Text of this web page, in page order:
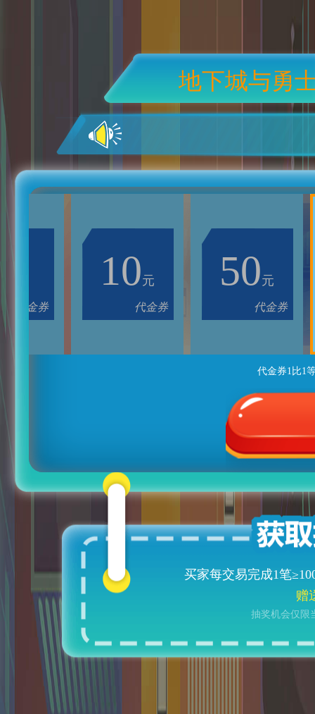
地下城与勇
代金券
10元
代金券
50元
代金券
代金券1比1
买家每交易完成1笔≥
赠
抽奖机会仅限